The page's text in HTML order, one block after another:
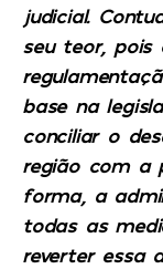
judicial.
seu teor, pois
base na
conciliar o
região com a
forma, a
todas as
reverter essa